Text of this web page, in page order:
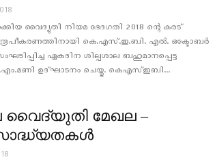
വൈദ്യുതി നിയമ ഭേദഗതി 2018 ന്റെ കരട്
രൂപീകരണത്തിനായി കെ.എസ്.ഇ.ബി. എൽ. ഒക്ടോബർ
ഏകദിന ശില്പശാല ബഹുമാനപ്പെട്ട
ഉദ്ഘാടനം ചെയ്തു. കെഎസ്ഇബി...
വൈദ്യുതി മേഖല –